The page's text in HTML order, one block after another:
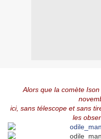
Alors que la comète
ici, sans télescope et sans
les